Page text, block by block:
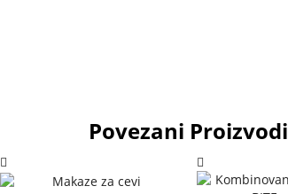
Povezani Proizvodi